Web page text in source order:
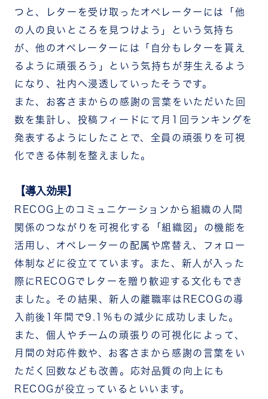
つと、レターを受け取ったオペレーターには「他
の人の良いところを見つけよう」という気持ち
が、他のオペレーターには「自分もレターを貰え
るように頑張ろう」という気持ちが芽生えるよう
になり、社内へ浸透していったそうです。
また、お客さまからの感謝の言葉をいただいた回
数を集計し、投稿フィードにて月1回ランキングを
発表するようにしたことで、全員の頑張りを可視
化できる体制を整えました。
【導入効果】
RECOG上のコミュニケーションから組織の人間
関係のつながりを可視化する「組織図」の機能を
活用し、オペレーターの配属や席替え、フォロー
体制などに役立てています。また、新人が入った
際にRECOGでレターを贈り歓迎する文化もでき
ました。その結果、新人の離職率はRECOGの導
入前後1年間で9.1%もの減少に成功しました。
また、個人やチームの頑張りの可視化によって、
月間の対応件数や、お客さまから感謝の言葉をい
ただく回数なども改善。応対品質の向上にも
RECOGが役立っているといいます。